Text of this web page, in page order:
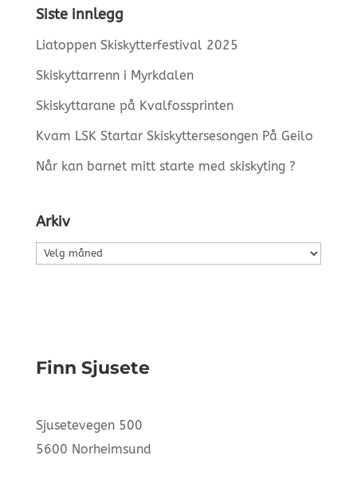
Siste innlegg
Liatoppen Skiskytterfestival 2025
Skiskyttarrenn i Myrkdalen
Skiskyttarane på Kvalfossprinten
Kvam LSK Startar Skiskyttersesongen På Geilo
Når kan barnet mitt starte med skiskyting ?
Arkiv
Arkiv
Finn Sjusete
Sjusetevegen 500
5600 Norheimsund